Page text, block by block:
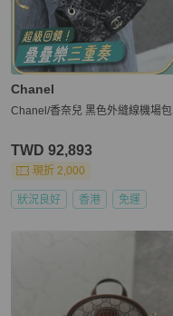
Chanel
Chanel/香奈兒 黑色外縫線機場包
TWD 92,893
現折 2,000
狀況良好 香港 免運